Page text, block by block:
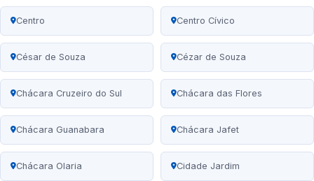
Centro Centro Cívico
César de Souza Cézar de Souza
Chácara Cruzeiro do Sul Chácara das Flores
Chácara Guanabara Chácara Jafet
Chácara Olaria Cidade Jardim